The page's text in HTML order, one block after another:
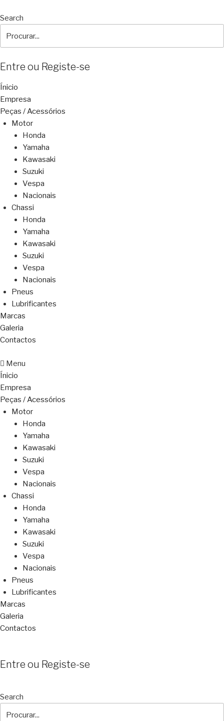
Search
Entre ou Registe-se
Ínicio
Empresa
Peças / Acessórios
Motor
Honda
Yamaha
Kawasaki
Suzuki
Vespa
Nacionais
Chassi
Honda
Yamaha
Kawasaki
Suzuki
Vespa
Nacionais
Pneus
Lubrificantes
Marcas
Galeria
Contactos
Menu
Ínicio
Empresa
Peças / Acessórios
Motor
Honda
Yamaha
Kawasaki
Suzuki
Vespa
Nacionais
Chassi
Honda
Yamaha
Kawasaki
Suzuki
Vespa
Nacionais
Pneus
Lubrificantes
Marcas
Galeria
Contactos
Entre ou Registe-se
Search